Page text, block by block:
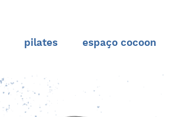
pilates espaço cocoon